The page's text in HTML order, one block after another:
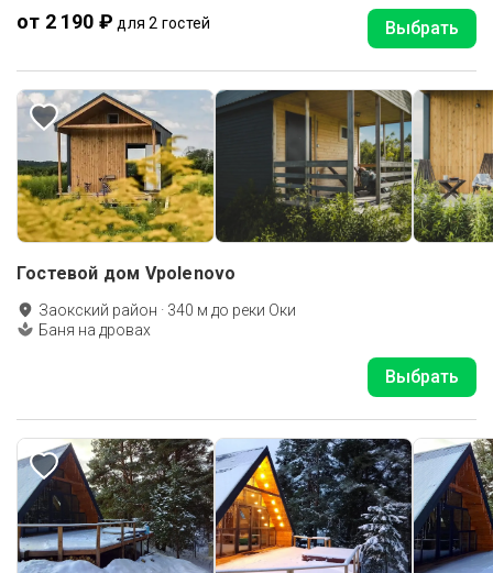
от 2 190 ₽ для 2 гостей Выбрать
Гостевой дом Vpolenovo
Заокский район · 340 м до реки Оки
Баня на дровах
Выбрать